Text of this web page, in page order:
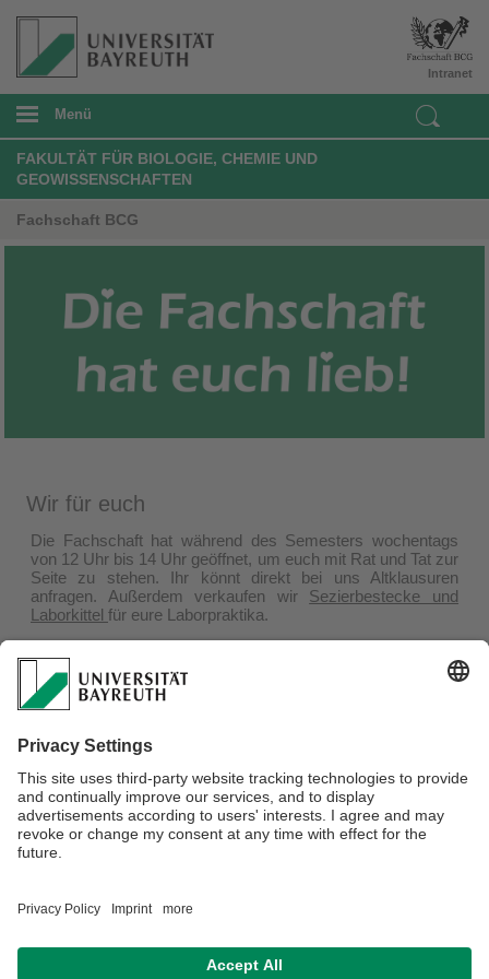
Intranet
Menü
FAKULTÄT FÜR BIOLOGIE, CHEMIE UND
GEOWISSENSCHAFTEN
Fachschaft BCG
Wir für euch
Die Fachschaft hat während des Semesters wochentags
von 12 Uhr bis 14 Uhr geöffnet, um euch mit Rat und Tat zur
Seite zu stehen. Ihr könnt direkt bei uns Altklausuren
anfragen. Außerdem verkaufen wir Sezierbestecke und
Laborkittel für eure Laborpraktika.